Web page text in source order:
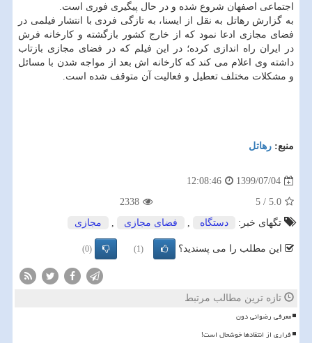
اجتماعی اصفهان شروع شده و در حال پیگیری فوری است.
به گزارش رهاتل به نقل از ایسنا، به تازگی فردی با انتشار فیلمی در
فضای مجازی ادعا نمود که از خارج کشور بازگشته و کارخانه فرش
در ایران راه اندازی کرده؛ در این فیلم که در فضای مجازی بازتاب
داشته وی اعلام می کند که کارخانه اش بعد از مواجه شدن با مسائل
و مشکلات مختلف تعطیل و فعالیت آن متوقف شده است.
منبع: رهاتل
1399/07/04
12:08:46
5.0
/
5
2338
تگهای خبر:
دستگاه , فضای مجازی , مجازی
این مطلب را می پسندید؟ (1)
(0)
تازه ترین مطالب مرتبط
معرفی رضوانی دون
فراری از انتقادها خوشحال است!